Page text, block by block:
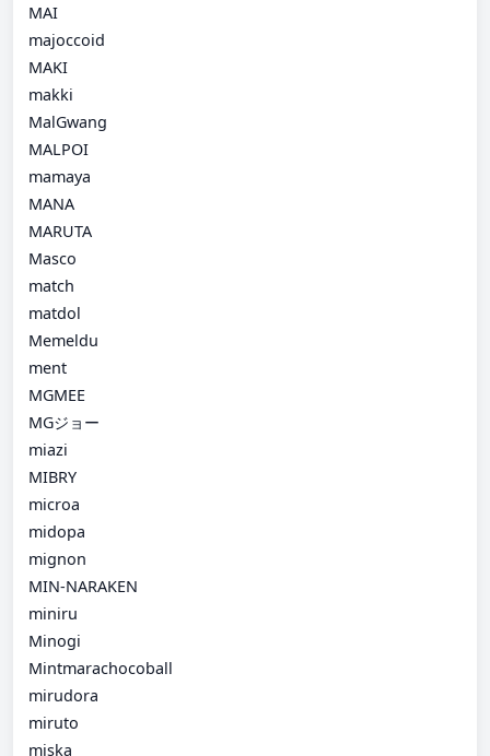
MAI
majoccoid
MAKI
makki
MalGwang
MALPOI
mamaya
MANA
MARUTA
Masco
match
matdol
Memeldu
ment
MGMEE
MGジョー
miazi
MIBRY
microa
midopa
mignon
MIN-NARAKEN
miniru
Minogi
Mintmarachocoball
mirudora
miruto
miska